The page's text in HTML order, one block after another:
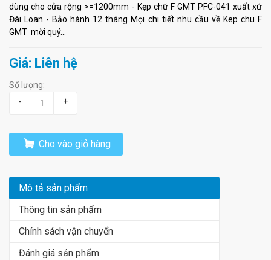
dùng cho cửa rộng >=1200mm - Kẹp chữ F GMT PFC-041 xuất xứ
Đài Loan - Bảo hành 12 tháng Mọi chi tiết nhu cầu về Kep chu F
GMT mời quý...
Giá: Liên hệ
Số lượng:
-
+
Cho vào giỏ hàng
Mô tả sản phẩm
Thông tin sản phẩm
Chính sách vận chuyển
Đánh giá sản phẩm